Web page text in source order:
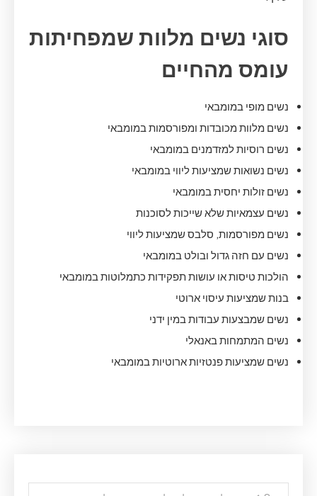
סוגי נשים מלוות שמפחיתות
עומס מהחיים
נשים מופי במומבאי
נשים מלוות מכובדות ומפורסמות במומבאי
נשים רוסיות למזדמנים במומבאי
נשים נשואות שמציעות ליווי במומבאי
נשים זולות יחסית במומבאי
נשים עצמאיות שלא שייכות לסוכנות
נשים מפורסמות, סלבס שמציעות ליווי
נשים עם חזה גדול ובולט במומבאי
הולכות טיסות או עושות תפקידות כתמלוטות במומבאי
בנות שמציעות עיסוי ארוטי
נשים שמבצעות עבודות במין ידני
נשים המתמחות באנאלי
נשים שמציעות פנטזיות ארוטיות במומבאי
Post